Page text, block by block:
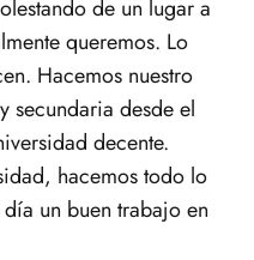
de un lugar a
queremos. Lo
Hacemos nuestro
secundaria desde el
decente.
hacemos todo lo
un buen trabajo en